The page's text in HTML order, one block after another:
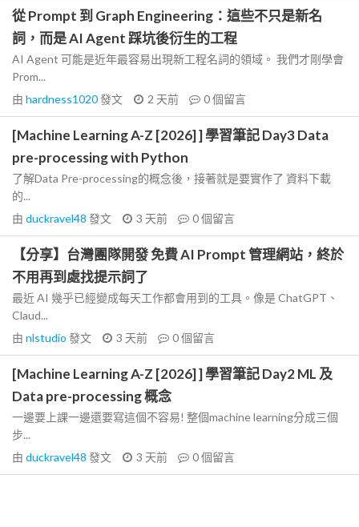
從 Prompt 到 Graph Engineering：這些不只是新名
詞，而是 AI Agent 踩坑後衍生的工程
AI Agent 可能是近年最容易出現新工程名詞的領域。 我們才剛學會
Prom...
由 hardness1020發文 2 天前 0個留言
[Machine Learning A-Z [2026] ] 學習筆記 Day3 Data
pre-processing with Python
了解Data Pre-processing的概念後，接著就是要實作了 資料下載
的...
由 duckravel48 發文 3 天前 0個留言
【分享】台灣團隊開發 免費 AI Prompt 管理網站，終於
不用再到處找提示詞了
最近 AI 幾乎已經變成每天工作都會用到的工具。像是 ChatGPT、
Claud...
由 nlstudio 發文 3 天前 0個留言
[Machine Learning A-Z [2026] ] 學習筆記 Day2 ML 及
Data pre-processing 概念
一邊要上課一邊還要寫這個不容易! 整個machine learning分成三個
步...
由 duckravel48 發文 3 天前 0個留言